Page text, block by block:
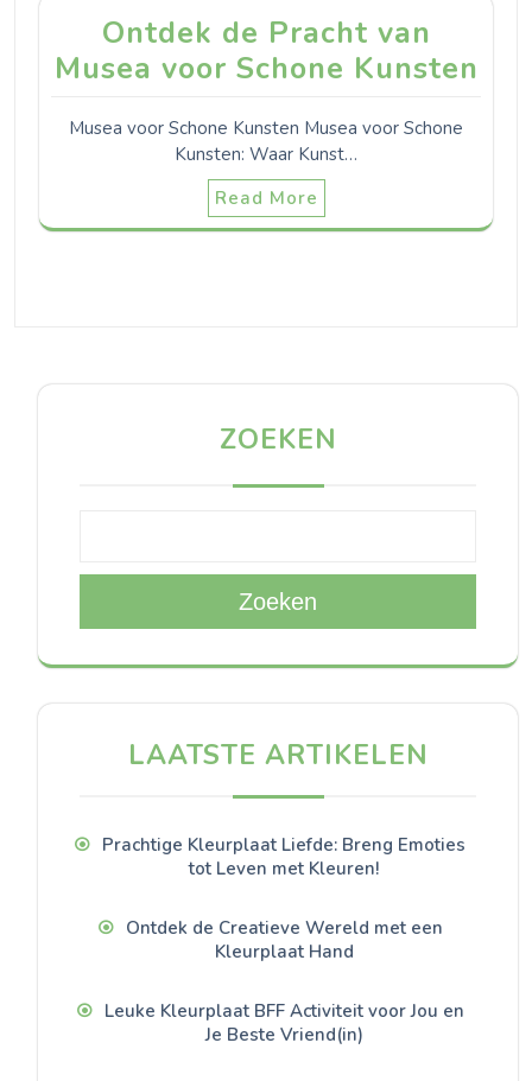
Ontdek de Pracht van
Musea voor Schone Kunsten
Musea voor Schone Kunsten Musea voor Schone
Kunsten: Waar Kunst…
Read More
ZOEKEN
Zoeken
LAATSTE ARTIKELEN
Prachtige Kleurplaat Liefde: Breng Emoties
tot Leven met Kleuren!
Ontdek de Creatieve Wereld met een
Kleurplaat Hand
Leuke Kleurplaat BFF Activiteit voor Jou en
Je Beste Vriend(in)